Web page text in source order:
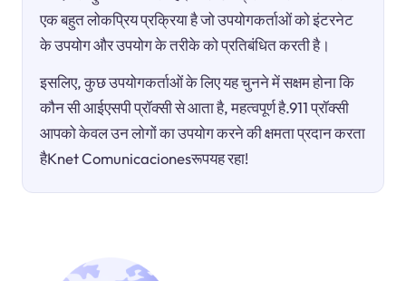
एक बहुत लोकप्रिय प्रक्रिया है जो उपयोगकर्ताओं को इंटरनेट
के उपयोग और उपयोग के तरीके को प्रतिबंधित करती है।
इसलिए, कुछ उपयोगकर्ताओं के लिए यह चुनने में सक्षम होना कि
कौन सी आईएसपी प्रॉक्सी से आता है, महत्वपूर्ण है.911 प्रॉक्सी
आपको केवल उन लोगों का उपयोग करने की क्षमता प्रदान करता
हैKnet Comunicacionesरूपयह रहा!